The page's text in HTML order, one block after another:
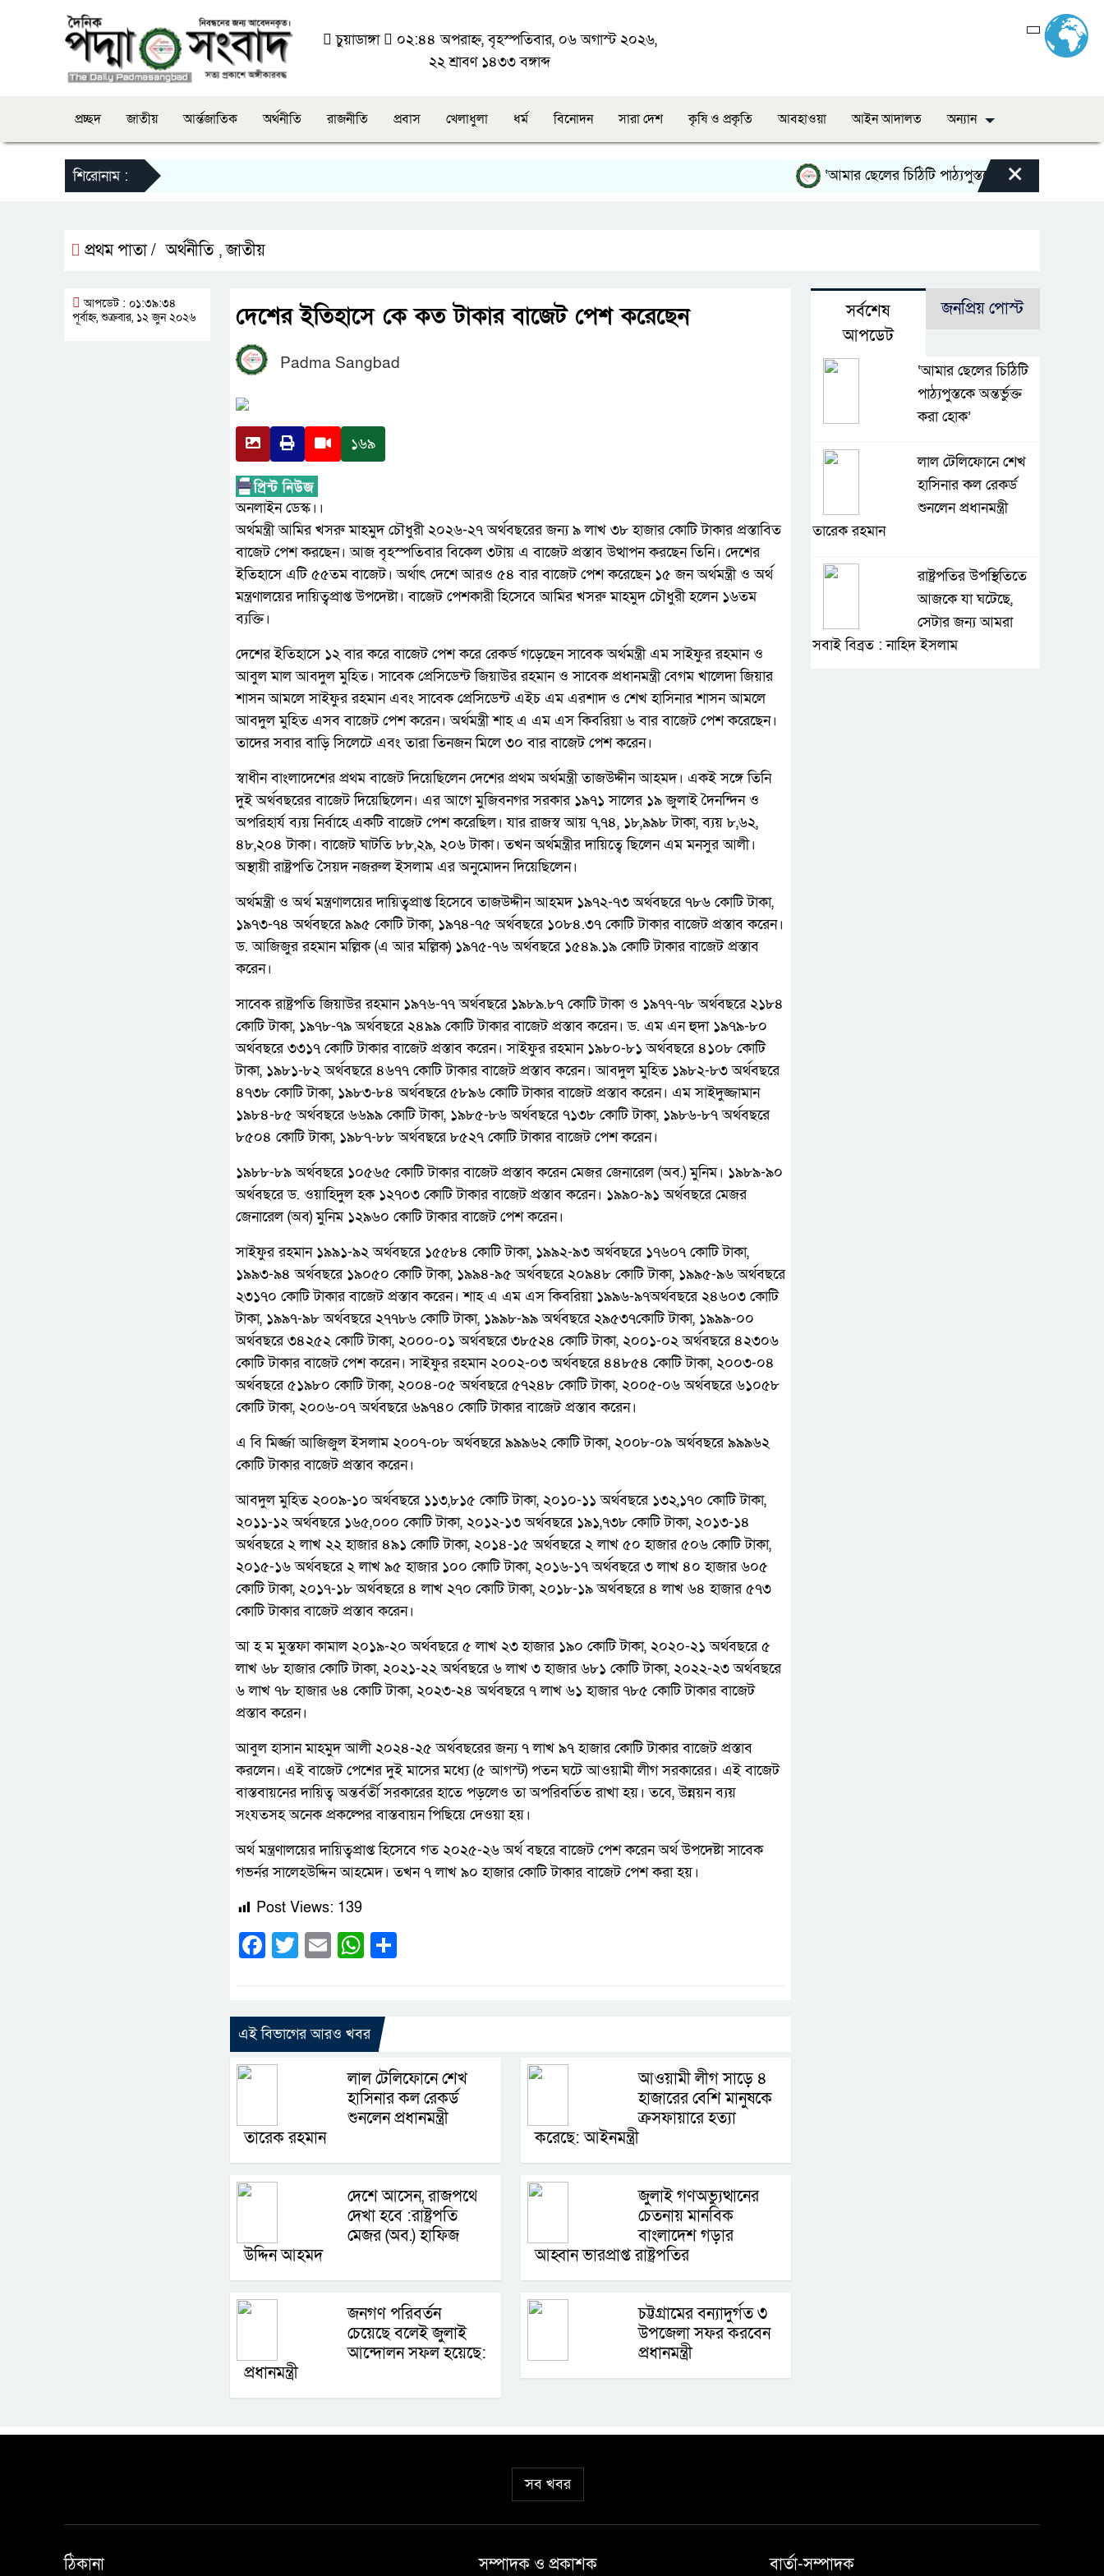
চুয়াডাঙ্গা
০২:৪৪ অপরাহ্ন, বৃহস্পতিবার, ০৬ অগাস্ট ২০২৬,
২২ শ্রাবণ ১৪৩৩ বঙ্গাব্দ
প্রচ্ছদ জাতীয় আর্ন্তজাতিক অর্থনীতি রাজনীতি প্রবাস খেলাধুলা ধর্ম বিনোদন সারা দেশ কৃষি ও প্রকৃতি আবহাওয়া আইন আদালত অন্যান
শিরোনাম : ‘আমার ছেলের চিঠিটি পাঠ্যপুস্তকে অন্তর্ভুক্ত করা হোক’
×
প্রথম পাতা / অর্থনীতি ,জাতীয়
দেশের ইতিহাসে কে কত টাকার বাজেট পেশ করেছেন
Padma Sangbad
১৬৯
অনলাইন ডেস্ক।।
অর্থমন্ত্রী আমির খসরু মাহমুদ চৌধুরী ২০২৬-২৭ অর্থবছরের জন্য ৯ লাখ ৩৮ হাজার কোটি টাকার প্রস্তাবিত
বাজেট পেশ করছেন। আজ বৃহস্পতিবার বিকেল ৩টায় এ বাজেট প্রস্তাব উত্থাপন করছেন তিনি। দেশের
ইতিহাসে এটি ৫৫তম বাজেট। অর্থাৎ দেশে আরও ৫৪ বার বাজেট পেশ করেছেন ১৫ জন অর্থমন্ত্রী ও অর্থ
মন্ত্রণালয়ের দায়িত্বপ্রাপ্ত উপদেষ্টা। বাজেট পেশকারী হিসেবে আমির খসরু মাহমুদ চৌধুরী হলেন ১৬তম
ব্যক্তি।
দেশের ইতিহাসে ১২ বার করে বাজেট পেশ করে রেকর্ড গড়েছেন সাবেক অর্থমন্ত্রী এম সাইফুর রহমান ও
আবুল মাল আবদুল মুহিত। সাবেক প্রেসিডেন্ট জিয়াউর রহমান ও সাবেক প্রধানমন্ত্রী বেগম খালেদা জিয়ার
শাসন আমলে সাইফুর রহমান এবং সাবেক প্রেসিডেন্ট এইচ এম এরশাদ ও শেখ হাসিনার শাসন আমলে
আবদুল মুহিত এসব বাজেট পেশ করেন। অর্থমন্ত্রী শাহ এ এম এস কিবরিয়া ৬ বার বাজেট পেশ করেছেন।
তাদের সবার বাড়ি সিলেটে এবং তারা তিনজন মিলে ৩০ বার বাজেট পেশ করেন।
স্বাধীন বাংলাদেশের প্রথম বাজেট দিয়েছিলেন দেশের প্রথম অর্থমন্ত্রী তাজউদ্দীন আহমদ। একই সঙ্গে তিনি
দুই অর্থবছরের বাজেট দিয়েছিলেন। এর আগে মুজিবনগর সরকার ১৯৭১ সালের ১৯ জুলাই দৈনন্দিন ও
অপরিহার্য ব্যয় নির্বাহে একটি বাজেট পেশ করেছিল। যার রাজস্ব আয় ৭,৭৪, ১৮,৯৯৮ টাকা, ব্যয় ৮,৬২,
৪৮,২০৪ টাকা। বাজেট ঘাটতি ৮৮,২৯, ২০৬ টাকা। তখন অর্থমন্ত্রীর দায়িত্বে ছিলেন এম মনসুর আলী।
অস্থায়ী রাষ্ট্রপতি সৈয়দ নজরুল ইসলাম এর অনুমোদন দিয়েছিলেন।
অর্থমন্ত্রী ও অর্থ মন্ত্রণালয়ের দায়িত্বপ্রাপ্ত হিসেবে তাজউদ্দীন আহমদ ১৯৭২-৭৩ অর্থবছরে ৭৮৬ কোটি টাকা,
১৯৭৩-৭৪ অর্থবছরে ৯৯৫ কোটি টাকা, ১৯৭৪-৭৫ অর্থবছরে ১০৮৪.৩৭ কোটি টাকার বাজেট প্রস্তাব করেন।
ড. আজিজুর রহমান মল্লিক (এ আর মল্লিক) ১৯৭৫-৭৬ অর্থবছরে ১৫৪৯.১৯ কোটি টাকার বাজেট প্রস্তাব
করেন।
সাবেক রাষ্ট্রপতি জিয়াউর রহমান ১৯৭৬-৭৭ অর্থবছরে ১৯৮৯.৮৭ কোটি টাকা ও ১৯৭৭-৭৮ অর্থবছরে ২১৮৪
কোটি টাকা, ১৯৭৮-৭৯ অর্থবছরে ২৪৯৯ কোটি টাকার বাজেট প্রস্তাব করেন। ড. এম এন হুদা ১৯৭৯-৮০
অর্থবছরে ৩৩১৭ কোটি টাকার বাজেট প্রস্তাব করেন। সাইফুর রহমান ১৯৮০-৮১ অর্থবছরে ৪১০৮ কোটি
টাকা, ১৯৮১-৮২ অর্থবছরে ৪৬৭৭ কোটি টাকার বাজেট প্রস্তাব করেন। আবদুল মুহিত ১৯৮২-৮৩ অর্থবছরে
৪৭৩৮ কোটি টাকা, ১৯৮৩-৮৪ অর্থবছরে ৫৮৯৬ কোটি টাকার বাজেট প্রস্তাব করেন। এম সাইদুজ্জামান
১৯৮৪-৮৫ অর্থবছরে ৬৬৯৯ কোটি টাকা, ১৯৮৫-৮৬ অর্থবছরে ৭১৩৮ কোটি টাকা, ১৯৮৬-৮৭ অর্থবছরে
৮৫০৪ কোটি টাকা, ১৯৮৭-৮৮ অর্থবছরে ৮৫২৭ কোটি টাকার বাজেট পেশ করেন।
১৯৮৮-৮৯ অর্থবছরে ১০৫৬৫ কোটি টাকার বাজেট প্রস্তাব করেন মেজর জেনারেল (অব.) মুনিম। ১৯৮৯-৯০
অর্থবছরে ড. ওয়াহিদুল হক ১২৭০৩ কোটি টাকার বাজেট প্রস্তাব করেন। ১৯৯০-৯১ অর্থবছরে মেজর
জেনারেল (অব) মুনিম ১২৯৬০ কোটি টাকার বাজেট পেশ করেন।
সাইফুর রহমান ১৯৯১-৯২ অর্থবছরে ১৫৫৮৪ কোটি টাকা, ১৯৯২-৯৩ অর্থবছরে ১৭৬০৭ কোটি টাকা,
১৯৯৩-৯৪ অর্থবছরে ১৯০৫০ কোটি টাকা, ১৯৯৪-৯৫ অর্থবছরে ২০৯৪৮ কোটি টাকা, ১৯৯৫-৯৬ অর্থবছরে
২৩১৭০ কোটি টাকার বাজেট প্রস্তাব করেন। শাহ এ এম এস কিবরিয়া ১৯৯৬-৯৭অর্থবছরে ২৪৬০৩ কোটি
টাকা, ১৯৯৭-৯৮ অর্থবছরে ২৭৭৮৬ কোটি টাকা, ১৯৯৮-৯৯ অর্থবছরে ২৯৫৩৭কোটি টাকা, ১৯৯৯-০০
অর্থবছরে ৩৪২৫২ কোটি টাকা, ২০০০-০১ অর্থবছরে ৩৮৫২৪ কোটি টাকা, ২০০১-০২ অর্থবছরে ৪২৩০৬
কোটি টাকার বাজেট পেশ করেন। সাইফুর রহমান ২০০২-০৩ অর্থবছরে ৪৪৮৫৪ কোটি টাকা, ২০০৩-০৪
অর্থবছরে ৫১৯৮০ কোটি টাকা, ২০০৪-০৫ অর্থবছরে ৫৭২৪৮ কোটি টাকা, ২০০৫-০৬ অর্থবছরে ৬১০৫৮
কোটি টাকা, ২০০৬-০৭ অর্থবছরে ৬৯৭৪০ কোটি টাকার বাজেট প্রস্তাব করেন।
এ বি মির্জ্জা আজিজুল ইসলাম ২০০৭-০৮ অর্থবছরে ৯৯৯৬২ কোটি টাকা, ২০০৮-০৯ অর্থবছরে ৯৯৯৬২
কোটি টাকার বাজেট প্রস্তাব করেন।
আবদুল মুহিত ২০০৯-১০ অর্থবছরে ১১৩,৮১৫ কোটি টাকা, ২০১০-১১ অর্থবছরে ১৩২,১৭০ কোটি টাকা,
২০১১-১২ অর্থবছরে ১৬৫,০০০ কোটি টাকা, ২০১২-১৩ অর্থবছরে ১৯১,৭৩৮ কোটি টাকা, ২০১৩-১৪
অর্থবছরে ২ লাখ ২২ হাজার ৪৯১ কোটি টাকা, ২০১৪-১৫ অর্থবছরে ২ লাখ ৫০ হাজার ৫০৬ কোটি টাকা,
২০১৫-১৬ অর্থবছরে ২ লাখ ৯৫ হাজার ১০০ কোটি টাকা, ২০১৬-১৭ অর্থবছরে ৩ লাখ ৪০ হাজার ৬০৫
কোটি টাকা, ২০১৭-১৮ অর্থবছরে ৪ লাখ ২৭০ কোটি টাকা, ২০১৮-১৯ অর্থবছরে ৪ লাখ ৬৪ হাজার ৫৭৩
কোটি টাকার বাজেট প্রস্তাব করেন।
আ হ ম মুস্তফা কামাল ২০১৯-২০ অর্থবছরে ৫ লাখ ২৩ হাজার ১৯০ কোটি টাকা, ২০২০-২১ অর্থবছরে ৫
লাখ ৬৮ হাজার কোটি টাকা, ২০২১-২২ অর্থবছরে ৬ লাখ ৩ হাজার ৬৮১ কোটি টাকা, ২০২২-২৩ অর্থবছরে
৬ লাখ ৭৮ হাজার ৬৪ কোটি টাকা, ২০২৩-২৪ অর্থবছরে ৭ লাখ ৬১ হাজার ৭৮৫ কোটি টাকার বাজেট
প্রস্তাব করেন।
আবুল হাসান মাহমুদ আলী ২০২৪-২৫ অর্থবছরের জন্য ৭ লাখ ৯৭ হাজার কোটি টাকার বাজেট প্রস্তাব
করলেন। এই বাজেট পেশের দুই মাসের মধ্যে (৫ আগস্ট) পতন ঘটে আওয়ামী লীগ সরকারের। এই বাজেট
বাস্তবায়নের দায়িত্ব অন্তর্বর্তী সরকারের হাতে পড়লেও তা অপরিবর্তিত রাখা হয়। তবে, উন্নয়ন ব্যয়
সংযতসহ অনেক প্রকল্পের বাস্তবায়ন পিছিয়ে দেওয়া হয়।
অর্থ মন্ত্রণালয়ের দায়িত্বপ্রাপ্ত হিসেবে গত ২০২৫-২৬ অর্থ বছরে বাজেট পেশ করেন অর্থ উপদেষ্টা সাবেক
গভর্নর সালেহউদ্দিন আহমেদ। তখন ৭ লাখ ৯০ হাজার কোটি টাকার বাজেট পেশ করা হয়।
Post Views: 139
Facebook
Twitter
EmailWhatsApp
এই বিভাগের আরও খবর
লাল টেলিফোনে শেখ
হাসিনার কল রেকর্ড
শুনলেন প্রধানমন্ত্রী
তারেক রহমান
আওয়ামী লীগ সাড়ে ৪
হাজারের বেশি মানুষকে
ক্রসফায়ারে হত্যা
করেছে: আইনমন্ত্রী
দেশে আসেন, রাজপথে
দেখা হবে :রাষ্ট্রপতি
মেজর (অব.) হাফিজ
উদ্দিন আহমদ
জুলাই গণঅভ্যুত্থানের
চেতনায় মানবিক
বাংলাদেশ গড়ার
আহ্বান ভারপ্রাপ্ত রাষ্ট্রপতির
জনগণ পরিবর্তন
চেয়েছে বলেই জুলাই
আন্দোলন সফল হয়েছে:
প্রধানমন্ত্রী
চট্টগ্রামের বন্যাদুর্গত ৩
উপজেলা সফর করবেন
প্রধানমন্ত্রী
আপডেট : ০১:৩৯:৩৪
পূর্বাহ্ন, শুক্রবার, ১২ জুন ২০২৬
সর্বশেষ
আপডেট
জনপ্রিয় পোস্ট
‘আমার ছেলের চিঠিটি
পাঠ্যপুস্তকে অন্তর্ভুক্ত
করা হোক’
লাল টেলিফোনে শেখ
হাসিনার কল রেকর্ড
শুনলেন প্রধানমন্ত্রী
তারেক রহমান
রাষ্ট্রপতির উপস্থিতিতে
আজকে যা ঘটেছে,
সেটার জন্য আমরা
সবাই বিব্রত : নাহিদ ইসলাম
সব খবর
ঠিকানা সম্পাদক ও প্রকাশক বার্তা-সম্পাদক